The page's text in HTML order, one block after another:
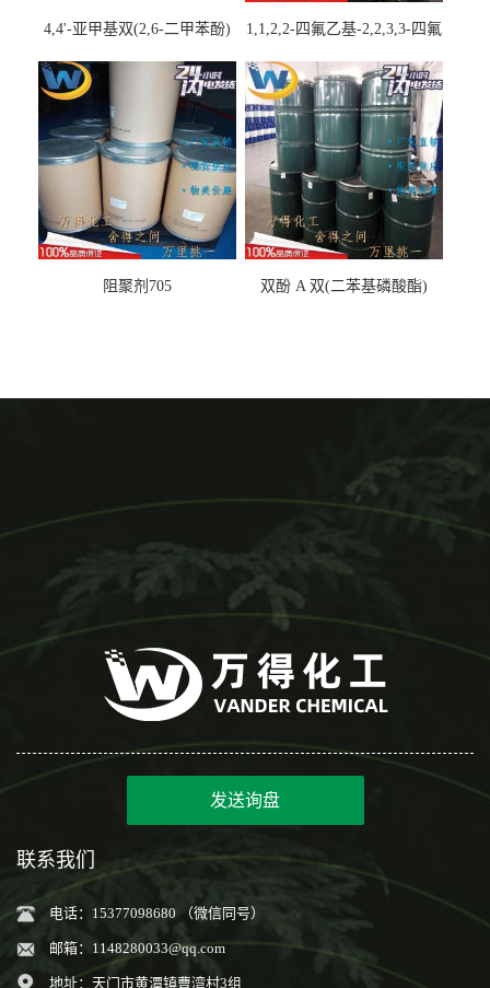
4,4'-亚甲基双(2,6-二甲苯酚)
1,1,2,2-四氟乙基-2,2,3,3-四氟
阻聚剂705 双酚 A 双(二苯基磷酸酯)
发送询盘
联系我们
电话：15377098680 （微信同号）
邮箱： 1148280033@qq.com
地址：天门市黄潭镇曹湾村3组